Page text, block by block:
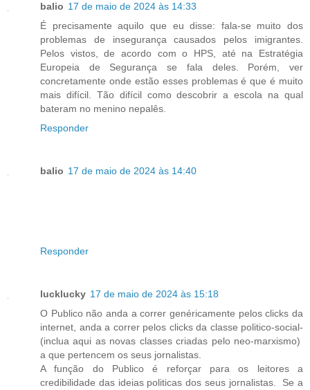
balio 17 de maio de 2024 às 14:33
É precisamente aquilo que eu disse: fala-se muito dos
problemas de insegurança causados pelos imigrantes.
Pelos vistos, de acordo com o HPS, até na Estratégia
Europeia de Segurança se fala deles. Porém, ver
concretamente onde estão esses problemas é que é muito
mais difícil. Tão difícil como descobrir a escola na qual
bateram no menino nepalês.
Responder
balio 17 de maio de 2024 às 14:40
Responder
lucklucky 17 de maio de 2024 às 15:18
O Publico não anda a correr genéricamente pelos clicks da
internet, anda a correr pelos clicks da classe politico-social-
(inclua aqui as novas classes criadas pelo neo-marxismo)
a que pertencem os seus jornalistas.
A função do Publico é reforçar para os leitores a
credibilidade das ideias politicas dos seus jornalistas. Se a